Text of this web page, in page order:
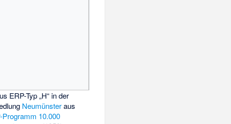
ERP-Typ „H“ in der
Neumünsteraus
Programm 10.000